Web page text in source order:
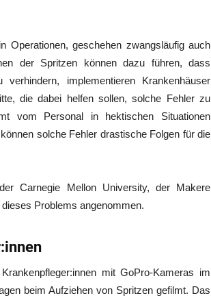
Operationen, geschehen zwangsläufig auch
der Spritzen können dazu führen, dass
implementieren Krankenhäuser
die dabei helfen sollen, solche Fehler zu
vom Personal in hektischen Situationen
solche Fehler drastische Folgen für die
Carnegie Mellon University, der Makere
Problems angenommen.
mit GoPro-Kameras im
beim Aufziehen von Spritzen gefilmt. Das